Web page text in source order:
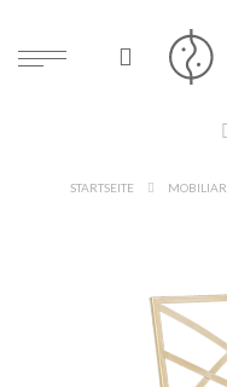
STARTSEITE MOBILIAR